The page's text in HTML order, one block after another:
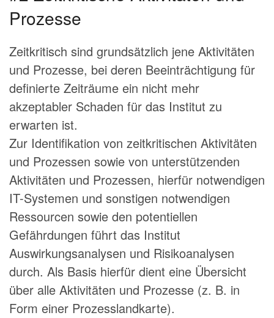
Prozesse
Zeitkritisch sind grundsätzlich jene Aktivitäten
und Prozesse, bei deren Beeinträchtigung für
definierte Zeiträume ein nicht mehr
akzeptabler Schaden für das Institut zu
erwarten ist.
Zur Identifikation von zeitkritischen Aktivitäten
und Prozessen sowie von unterstützenden
Aktivitäten und Prozessen, hierfür notwendigen
IT-Systemen und sonstigen notwendigen
Ressourcen sowie den potentiellen
Gefährdungen führt das Institut
Auswirkungsanalysen und Risikoanalysen
durch. Als Basis hierfür dient eine Übersicht
über alle Aktivitäten und Prozesse (z. B. in
Form einer Prozesslandkarte).